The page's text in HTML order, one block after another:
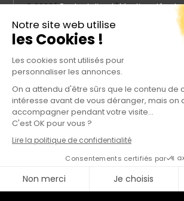
Notre site web utilise
les Cookies !
Les cookies sont utilisés pour
personnaliser les annonces.
On a attendu d'être sûrs que le contenu de
intéresse avant de vous déranger, mais on
accompagner pendant votre visite...
C'est OK pour vous ?
Lire la politique de confidentialité
Consentements certifiés par
Non merci Je choisis
© 2026 |Contact direct|Mentions
Rejoignez Meca Industries sur les